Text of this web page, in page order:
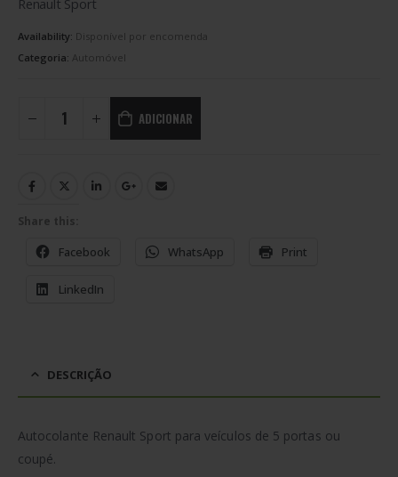
Renault Sport
Availability: Disponível por encomenda
Categoria: Automóvel
ADICIONAR
Share this:
Facebook WhatsApp Print
LinkedIn
DESCRIÇÃO
Autocolante Renault Sport para veículos de 5 portas ou
coupé.